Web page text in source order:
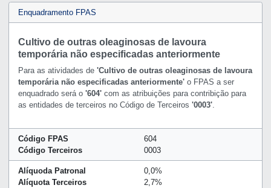
Enquadramento FPAS
Cultivo de outras oleaginosas de lavoura
temporária não especificadas anteriormente
Para as atividades de 'Cultivo de outras oleaginosas de lavoura
temporária não especificadas anteriormente'o FPAS a ser
enquadrado será o '604'com as atribuições para contribição para
as entidades de terceiros no Código de Terceiros '0003'.
Código FPAS
604
Código Terceiros
0003
Alíquoda Patronal
0,0%
Alíquota Terceiros
2,7%